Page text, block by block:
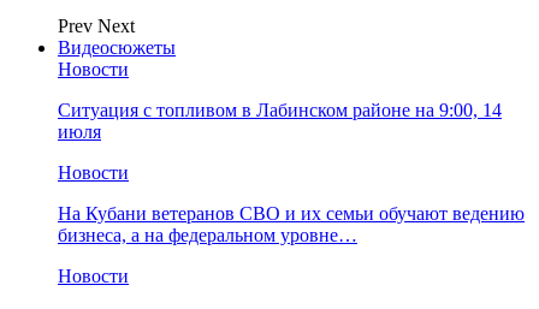
Prev Next
Видеосюжеты
Новости
Ситуация с топливом в Лабинском районе на 9:00, 14
июля
Новости
На Кубани ветеранов СВО и их семьи обучают ведению
бизнеса, а на федеральном уровне…
Новости